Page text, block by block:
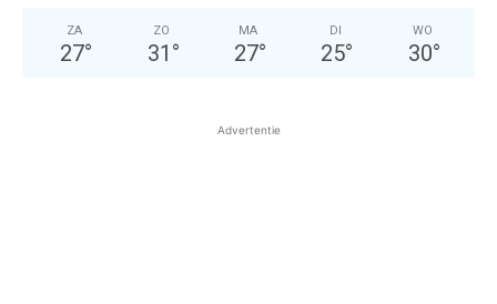
ZA
27°
ZO
31 °
MA
27°
DI
25°
WO
30°
Advertentie